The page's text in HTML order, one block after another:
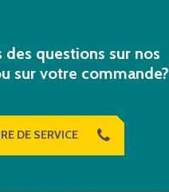
des questions sur nos
sur votre commande?
DE SERVICE